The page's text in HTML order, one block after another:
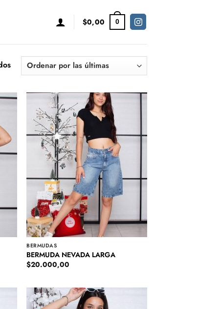
$0,00 0
Sorted
BERMUDAS
BERMUDA NEVADA LARGA
$20.000,00